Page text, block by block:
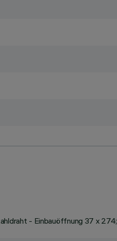
- Einbauöffnung 37 x 274;